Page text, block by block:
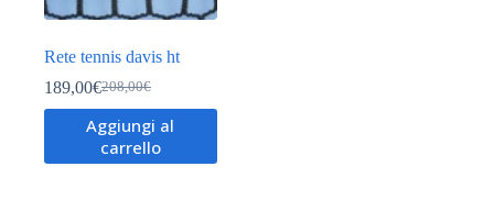
Rete tennis davis ht
208,00€
Il
prezzo
originale
era:
189,00€Il
prezzo
attuale
è:
Aggiungi al
carrello